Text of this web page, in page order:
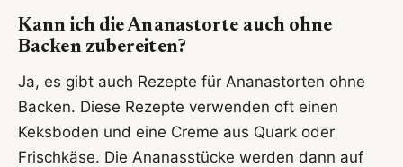
Kann ich die Ananastorte auch ohne
Backen zubereiten?
Ja, es gibt auch Rezepte für Ananastorten ohne
Backen. Diese Rezepte verwenden oft einen
Keksboden und eine Creme aus Quark oder
Frischkäse. Die Ananasstücke werden dann auf